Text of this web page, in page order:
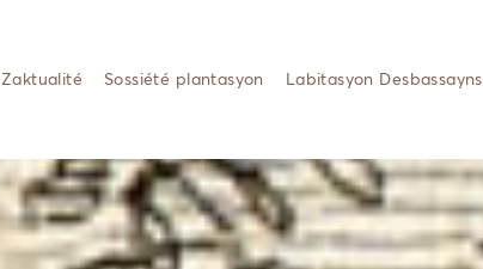
Zaktualité Sossiété plantasyon Labitasyon Desbassayns